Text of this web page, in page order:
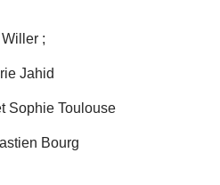
;
Jahid
Sophie Toulouse
Bourg